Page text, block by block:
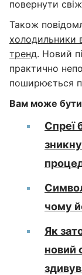
повернути
Також
холодильники
тренд. Новий
практично
поширюється
Вам може бути
Спреї
чому
Як
новий